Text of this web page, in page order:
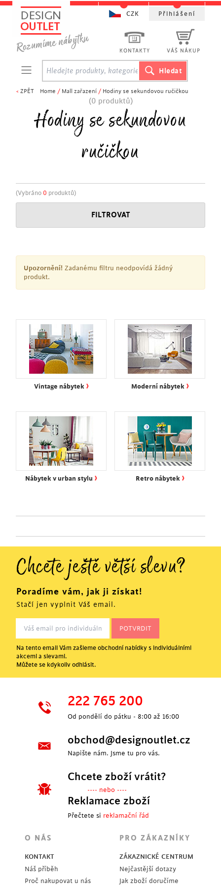
< ZPĚT Home / Mall zařazení / Hodiny se sekundovou ručičkou
(0 produktů)
Hodiny se sekundovou
ručičkou
(Vybráno 0 produktů)
FILTROVAT
Upozornění! Zadanému filtru neodpovídá žádný
produkt.
Vintage nábytek › Moderní nábytek ›
Nábytek v urban stylu › Retro nábytek ›
KONTAKTY VÁŠ NÁKUP
CZK Přihlášení
Chcete ještě větší slevu?
Poradíme vám, jak ji získat!
Stačí jen vyplnit Váš email.
Na tento email Vám zašleme obchodní nabídky s individuálními
akcemi a slevami.
Můžete se kdykoliv odhlásit.
222 765 200
Od pondělí do pátku - 8:00 až 16:00
obchod@designoutlet.cz
Napište nám. Jsme tu pro vás.
Chcete zboží vrátit?
---- nebo ----
Reklamace zboží
Přečtete si reklamační řád
O NÁS
KONTAKT
Náš příběh
Proč nakupovat u nás
PRO ZÁKAZNÍKY
ZÁKAZNICKÉ CENTRUM
Nejčastější dotazy
Jak zboží doručíme